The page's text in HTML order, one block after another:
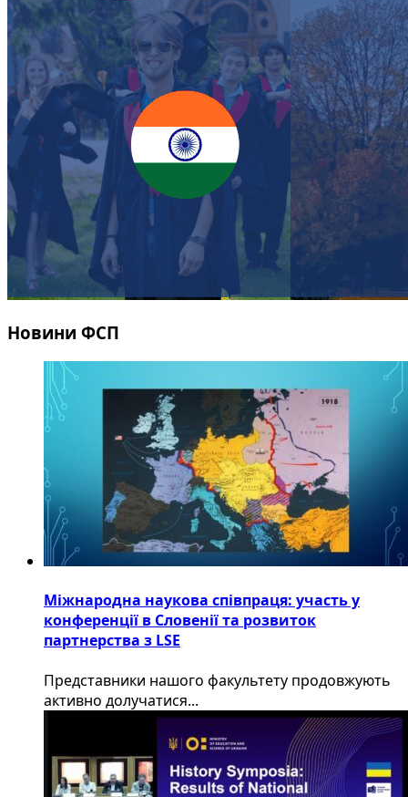
Новини ФСП
Міжнародна наукова співпраця: участь у
конференції в Словенії та розвиток
партнерства з LSE
​Представники нашого факультету продовжують
активно долучатися...